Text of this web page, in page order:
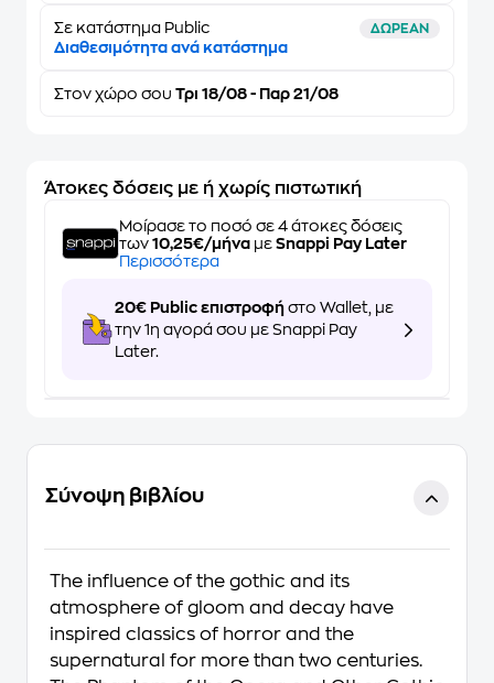
Σε κατάστημα Public ΔΩΡΕΑΝ
Διαθεσιμότητα ανά κατάστημα
Στον χώρο σου Τρι 18/08 - Παρ 21/08
Άτοκες δόσεις με ή χωρίς πιστωτική
Μοίρασε το ποσό σε 4 άτοκες δόσεις
των 10,25€/μήνα με Snappi Pay Later
Περισσότερα
20€ Public επιστροφή στο Wallet, με
την 1η αγορά σου με Snappi Pay
Later.
Σύνοψη βιβλίου
The influence of the gothic and its
atmosphere of gloom and decay have
inspired classics of horror and the
supernatural for more than two centuries.